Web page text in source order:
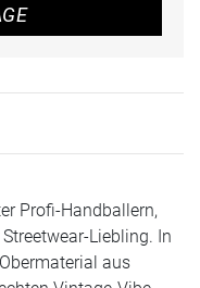
Profi-Handballern,
Liebling. In
aus